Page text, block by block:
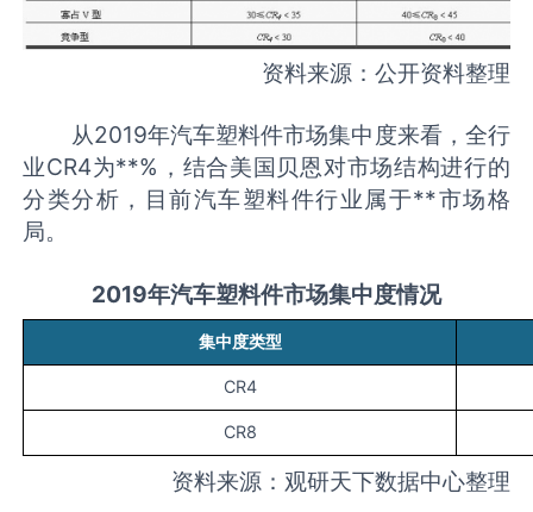
资料来源：公开资料整理
从2019年汽车塑料件市场集中度来看，全行
业CR4为**%，结合美国贝恩对市场结构进行的
分类分析，目前汽车塑料件行业属于**市场格
局。
2019年汽车塑料件市场集中度情况
集中度类型
CR4
CR8
资料来源：观研天下数据中心整理